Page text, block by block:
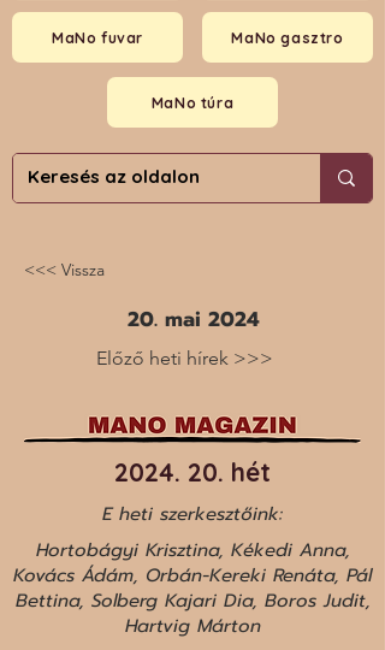
MaNo fuvar MaNo gasztro
MaNo túra
<<< Vissza
20. mai 2024
Előző heti hírek >>>
2024. 20. hét
E heti szerkesztőink:
Hortobágyi Krisztina, Kékedi Anna,
Kovács Ádám, Orbán-Kereki Renáta, Pál
Bettina, Solberg Kajari Dia, Boros Judit,
Hartvig Márton